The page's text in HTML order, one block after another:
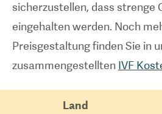
sicherzustellen, dass
eingehalten werden. Noch
Preisgestaltung finden Sie in
zusammengestellten IVF
Land